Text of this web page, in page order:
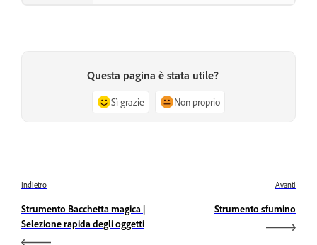
Questa pagina è stata utile?
Sì grazie Non proprio
Indietro
Strumento Bacchetta magica |
Selezione rapida degli oggetti
Avanti
Strumento sfumino